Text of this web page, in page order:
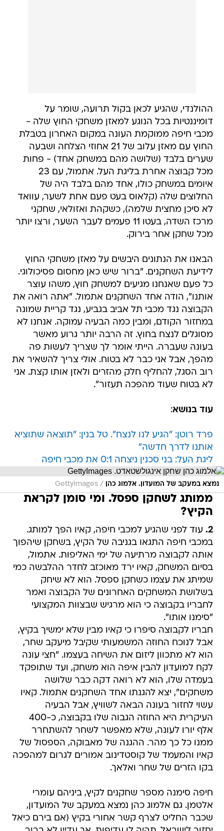
ההולנדי, שהגיע לכאן בקול תרועה, שומר על
דומיננטיות בכל הנוגע למאזן משחקי החוץ שלה -
מכבי חיפה ממוקמת העונה במקום האחרון בטבלת
החוץ עם מאזן עלוב של 21 אחוזי הצלחה ושבעה
שערים בלבד (שלושה מהם במשחק אחד) - פחות
מכל קבוצה אחרת בליגת העל. אתמול, עם 23
איומים במשחק כולו, אחד מהם בלבד היה של
החלוצים שלה (קלאוס בעט פעם אחת לשער, עוואד
לא סיכן מחצית שלמה), כשקהת ואזולאי, שחקני
מרכז השדה, בעטו 11 פעמים לעבר השער, ורצו יותר
מכל שחקן אחר בירוק.
הבאנו את הנתונים היבשים על מאזן משחקי החוץ
לידיעת השחקנים. "ברור שיש כאן מחסום פסיכולוגי.
כל פעם שאנחנו מגיעים למשחק חוץ, משהו עוצר
אותנו", הודה אחד השחקנים אתמול. "אתה רואה את
הקבוצה נגד מכבי תל אביב בגביע, נגד קריית שמונה
במחזור הקודם, ומבין כמה הבעיה עמוקה. אנחנו לא
מסוגלים לנצח בחוץ. זה הרבה יותר גרוע מאשר
בעונה שעברה. הייתי אומר לך שצריך לעשות פה
מהפך, אבל אני כבר לא בטוח. אולי צריך להשאיר את
רוב הסגל, להחליף חלק מהזרים ולאזן אותו קצת. אני
לא בטוח שעוד מהפכה תעזור".
עוד בנושא:
פרד רוטן: "הגיע לנו לנצח". טל בנין: "תוצאה שתוציא
אותנו לדרך חדשה"
ליגת העל: בני סכנין ניצחה 0:1 את מכבי חיפה
נמצא במעקב של המועדון. אלמוג כהן /
GettyImages
ממותג לשחקן ספסל. ומי סומן לקראת
הקיץ?
2. עוד לפני שהגיע למכבי חיפה, קאיו הפך למותג.
במכבי חיפה התגאו בגניבה של הקיץ, בשחקן שיהפוך
אותה לקבוצה מרתיעה של ימי האליפות. אתמול,
בסיום המשחק, קאיו ירד מאוכזב לחדר ההלבשה כמי
שמיתג את עצמו כשחקן ספסל. הוא לא שיחק
בשלושת המשחקים האחרונים של הקבוצה ואמר
לחבריו בקבוצה כי הוא מרגיש שבצוות המקצועי
"סימנו אותו".
חבריו לקבוצה סיפרו כי קאיו מבין שלא ימשיך בקיץ,
אבל לנוכח החוזה המשמעותי שקיבל מיעקב שחר,
הוא לא מתכוון ליזום את השיחה בעצמו. "חצי עונה
לקח למועדון להבין איפה הוא משחק, ועד שתופקד
בעמדה שלו, הוא לא רואה דקה כבר שלושה
משחקים", יצא להגנתו אחד השחקנים אתמול. קאיו
עשוי לחזור בעונה הבאה לשוויץ, אבל הבעיה
העיקרית היא החוזה הגבוה שלו בקבוצה, כ-400
אלף יורו לעונה, שלא מאפשר לשחר להשתחרר
ממנו כל כך מהר. ההגנה של מאבוקה, הספסול של
קאיו והמעמד של קוסטדינוב אמורים לגרום למהפכה
בקו הזרים של שחר ואלאך.
חיפה סימנה מספר שחקנים לקיץ, ביניהם עומרי
אלטמן. גם אלמוג כהן נמצא במעקב של המועדון,
שכבר החליט לצרף קשר אחורי בקיץ (אם בירם כיאל